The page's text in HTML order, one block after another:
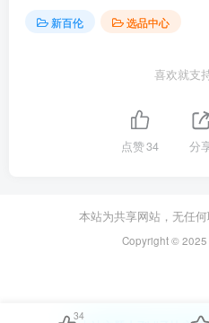
新百伦 选品中心
喜欢就支
点赞34 分
本站为共享网站，无任
Copyright © 2025
34